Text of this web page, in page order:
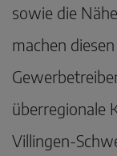
sowie die
machen
überregionale
Villingen-